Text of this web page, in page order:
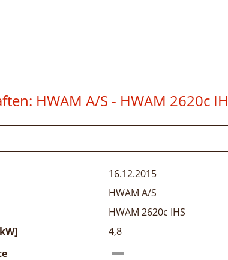
HWAM A/S - HWAM 2620c
16.12.2015
HWAM A/S
HWAM 2620c IHS
4,8